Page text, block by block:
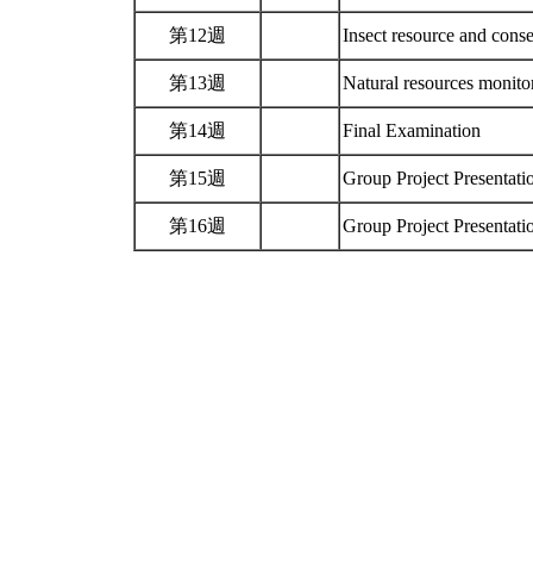
第12週 Insect resource and
第13週 Natural resources
第14週 Final Examination
第15週 Group Project
第16週 Group Project